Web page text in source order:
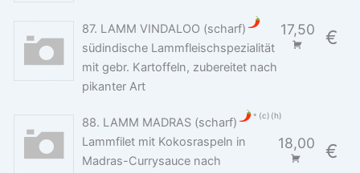
87. LAMM VINDALOO (scharf) 17,50 €
südindische Lammfleischspezialität
mit gebr. Kartoffeln, zubereitet nach
pikanter Art
88. LAMM MADRAS (scharf)
c h
18,00 €
Lammfilet mit Kokosraspeln in
Madras-Currysauce nach